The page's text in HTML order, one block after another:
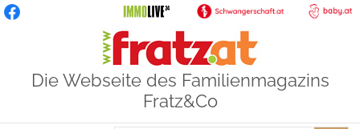
Die Webseite des Familienmagazins
Fratz&Co